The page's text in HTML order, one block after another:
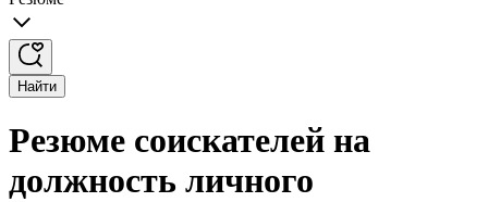
Найти
Резюме соискателей на
должность личного